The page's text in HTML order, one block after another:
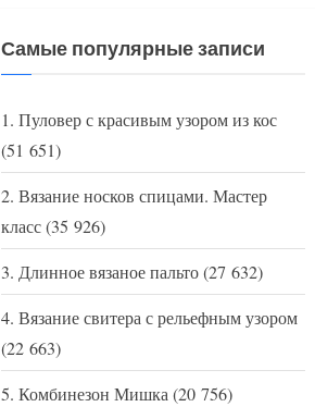
Самые популярные записи
Пуловер с красивым узором из кос
(51 651)
Вязание носков спицами. Мастер
класс(35 926)
Длинное вязаное пальто(27 632)
Вязание свитера с рельефным узором
(22 663)
Комбинезон Мишка(20 756)